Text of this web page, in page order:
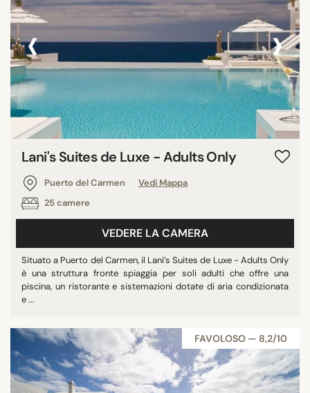
‹ ›
Lani's Suites de Luxe - Adults Only
Puerto del Carmen
Vedi Mappa
25 camere
VEDERE LA CAMERA
Situato a Puerto del Carmen, il Lani’s Suites de Luxe - Adults Only
è una struttura fronte spiaggia per soli adulti che offre una
piscina, un ristorante e sistemazioni dotate di aria condizionata
e ...
FAVOLOSO — 8,2/10